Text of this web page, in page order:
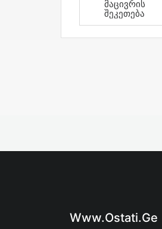
Მაცივრის
Შეკეთება
Www.ostati.ge